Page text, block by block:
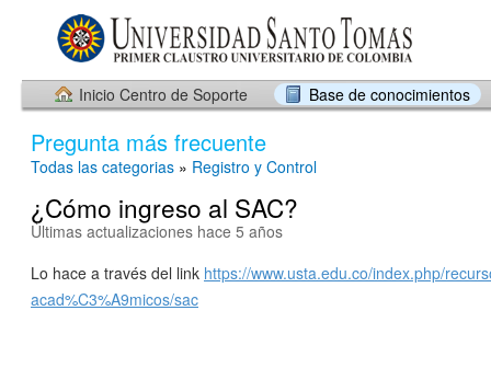
Inicio Centro de Soporte Base de conocimientos
Pregunta más frecuente
Todas las categorias » Registro y Control
¿Cómo ingreso al SAC?
Últimas actualizaciones hace 5 años
Lo hace a través del link https://www.usta.edu.co/index.php/
acad%C3%A9micos/sac